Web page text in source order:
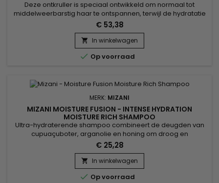
Deze ontkruller is speciaal ontwikkeld om normaal tot
middelweerbarstig haar te ontspannen, terwijl de hydratatie
en natuurlijke elasticiteit behouden blijven. Dankzij de
uitgebalanceerde formule zorgt Mizani Rhelaxer Medium /
Normal voor een egale ontkrulling, zonder haarbreuk of
irritatie van de hoofdhuid. Het haar wordt zacht, glanzend en
makkelijk te...
€ 53,38
 In winkelwagen
 Op voorraad
MERK: MIZANI
MIZANI MOISTURE FUSION - INTENSE HYDRATION
MOISTURE RICH SHAMPOO
Ultra-hydraterende shampoo combineert de deugden van
cupuaçuboter, arganolie en honing om droog en
beschadigd haar intensief te voeden. Rijk aan essentiële
vetzuren en antioxidanten, verbetert cupuaçuboter de
elasticiteit en hydrateert het de haarvezel diep. Arganolie,
bekend om zijn herstellende eigenschappen, versterkt het
haar en herstelt de glans en...
€ 25,28
 In winkelwagen
 Op voorraad